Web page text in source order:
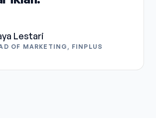
Lestari
OF MARKETING, FINPLUS